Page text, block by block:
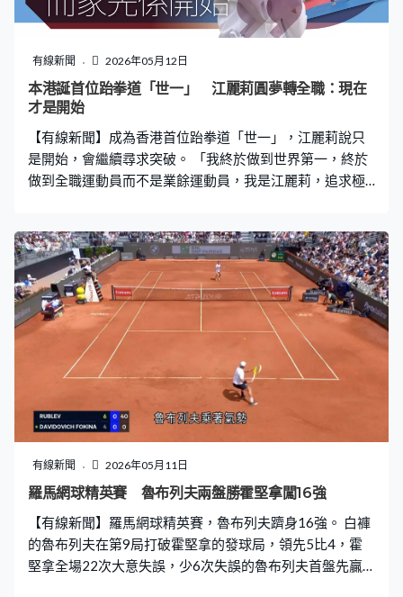
有線新聞 2026年05月12日
本港誕首位跆拳道「世一」 江麗莉圓夢轉全職：現在
才是開始
【有線新聞】成為香港首位跆拳道「世一」，江麗莉說只
是開始，會繼續尋求突破。 「我終於做到世界第一，終於
做到全職運動員而不是業餘運動員，我是江麗莉，追求極
感覺，一定要贏。平時如果私底下的我就是悠閒自在、放
鬆。自己喜歡韓風，JENNIE給我感覺，她很有型，而且也
很可愛。」 沉穩內斂，江麗莉穿上道袍，馬上進入比賽模
式。江麗莉：「品勢是預演一套攻擊和防守的動作，在一
分鐘內，將整套的套路呈現出來。」16歲由搏擊開始，22
歲轉攻品勢，起步比人遲，最後踢得比人高，十多年一腳
一腳，踢到世界之巔，3月在美國突破心理壓力。江麗莉：
「很幸運拿到第2，再次證明自己是可以的，我不會驚南韓
人，當天擊倒很多南韓人。」 多年來靠兼任教練幫補生
計，追運動員夢，終於熬出頭來，4月成為女子U40級別個
人公認品勢，世界第一。江麗莉：「當日是沒有甚麼感
覺，因為當日我去看物理治療，看完之後不太能走路。感
覺是『世一』，在路上行走的時候是一拐一拐。」 跆拳道
港隊總教練楊子泳：「她都捱了很多年，看到她付出很多
努力，有高低，見到她沒有放棄
有線新聞 2026年05月11日
羅馬網球精英賽 魯布列夫兩盤勝霍堅拿闖16強
【有線新聞】羅馬網球精英賽，魯布列夫躋身16強。 白褲
的魯布列夫在第9局打破霍堅拿的發球局，領先5比4，霍
堅拿全場22次大意失誤，少6次失誤的魯布列夫首盤先贏6